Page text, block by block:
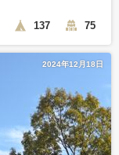
137 75
2024年12月18日